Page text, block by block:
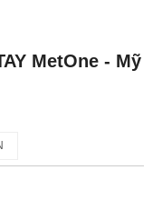
MetOne - Mỹ